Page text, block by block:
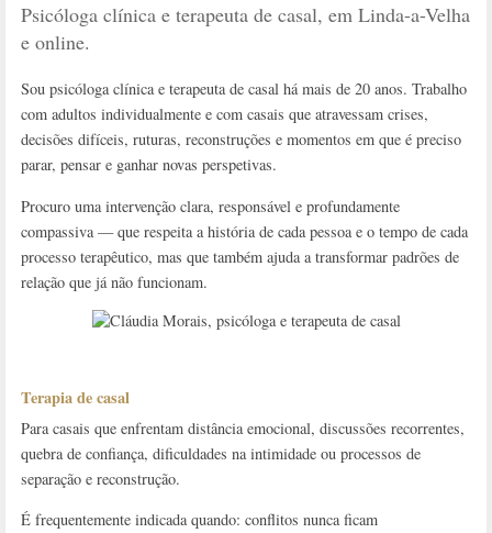
Psicóloga clínica e terapeuta de casal, em Linda-a-Velha
e online.
Sou psicóloga clínica e terapeuta de casal há mais de 20 anos. Trabalho
com adultos individualmente e com casais que atravessam crises,
decisões difíceis, ruturas, reconstruções e momentos em que é preciso
parar, pensar e ganhar novas perspetivas.
Procuro uma intervenção clara, responsável e profundamente
compassiva — que respeita a história de cada pessoa e o tempo de cada
processo terapêutico, mas que também ajuda a transformar padrões de
relação que já não funcionam.
Terapia de casal
Para casais que enfrentam distância emocional, discussões recorrentes,
quebra de confiança, dificuldades na intimidade ou processos de
separação e reconstrução.
É frequentemente indicada quando: conflitos nunca ficam